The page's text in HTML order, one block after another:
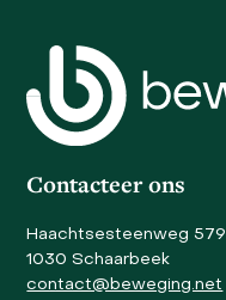
the
first
slide
Contacteer ons
Haachtsesteenweg 579
1030 Schaarbeek
contact@beweging.net